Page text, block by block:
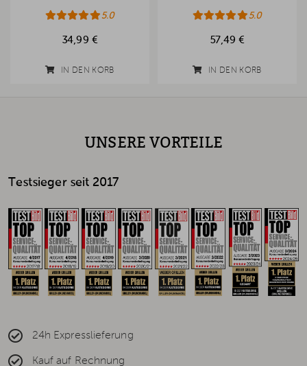
5.0
34,99 €
IN DEN KORB
5.0
57,49 €
IN DEN KORB
UNSERE VORTEILE
Testsieger seit 2017
24h Expresslieferung
Kauf auf Rechnung